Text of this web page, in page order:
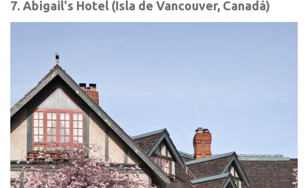
7. Abigail's Hotel (Isla de Vancouver, Canadá)